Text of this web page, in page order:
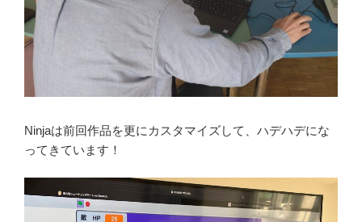
Ninjaは前回作品を更にカスタマイズして、ハデハデにな
ってきています！